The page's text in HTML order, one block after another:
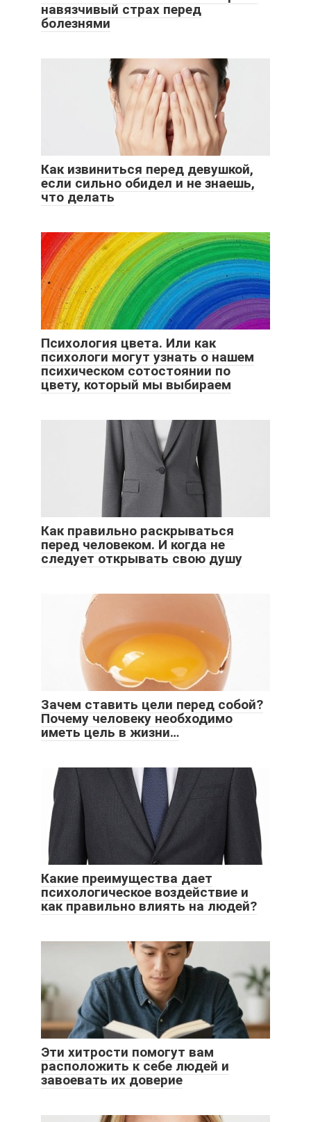
навязчивый страх перед
болезнями
Как извиниться перед девушкой,
если сильно обидел и не знаешь,
что делать
Психология цвета. Или как
психологи могут узнать о нашем
психическом сотостоянии по
цвету, который мы выбираем
Как правильно раскрываться
перед человеком. И когда не
следует открывать свою душу
Зачем ставить цели перед собой?
Почему человеку необходимо
иметь цель в жизни…
Какие преимущества дает
психологическое воздействие и
как правильно влиять на людей?
Эти хитрости помогут вам
расположить к себе людей и
завоевать их доверие